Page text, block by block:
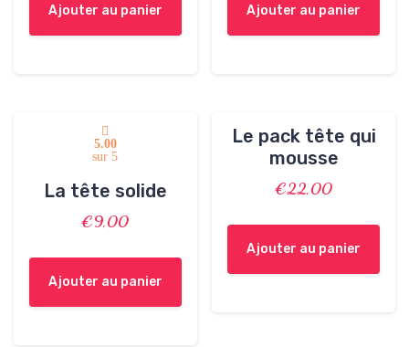
Ajouter au panier Ajouter au panier
5.00
sur 5
La tête solide
€9,00
Ajouter au panier
Le pack tête qui
mousse
€22,00
Ajouter au panier